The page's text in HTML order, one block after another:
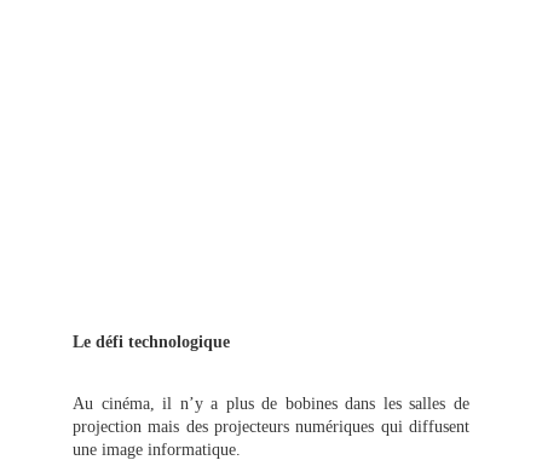
Le défi technologique
Au cinéma, il n’y a plus de bobines dans les salles de
projection mais des projecteurs numériques qui diffusent
une image informatique.